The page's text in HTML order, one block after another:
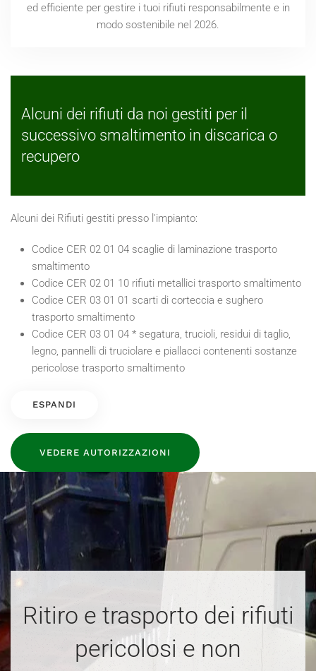
ed efficiente per gestire i tuoi rifiuti responsabilmente e in
modo sostenibile nel 2026.
Alcuni dei rifiuti da noi gestiti per il
successivo smaltimento in discarica o
recupero
Alcuni dei Rifiuti gestiti presso l'impianto:
Codice CER 02 01 04 scaglie di laminazione trasporto
smaltimento
Codice CER 02 01 10 rifiuti metallici trasporto smaltimento
Codice CER 03 01 01 scarti di corteccia e sughero
trasporto smaltimento
Codice CER 03 01 04 * segatura, trucioli, residui di taglio,
legno, pannelli di truciolare e piallacci contenenti sostanze
pericolose trasporto smaltimento
ESPANDI
VEDERE AUTORIZZAZIONI
Ritiro e trasporto dei rifiuti
pericolosi e non